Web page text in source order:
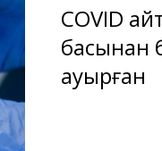
COVID
басынан
ауырған